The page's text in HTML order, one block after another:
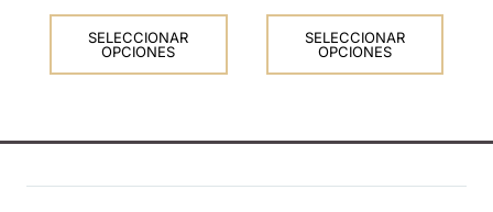
SELECCIONAR
OPCIONES
SELECCIONAR
OPCIONES